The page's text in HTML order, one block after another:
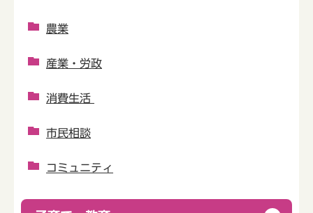
農業
産業・労政
消費生活
市民相談
コミュニティ